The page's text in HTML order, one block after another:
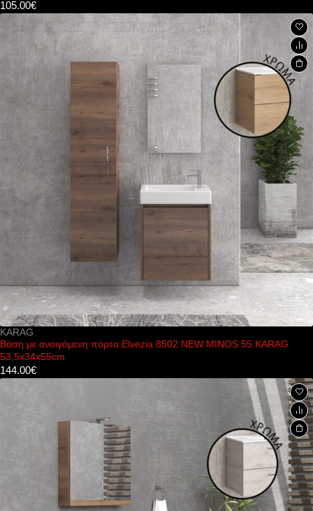
105.00€
KARAG
Βάση με ανοιγόμενη πόρτα Elvezia 8502 NEW MINOS 55 KARAG
53,5x34x55cm
144.00€